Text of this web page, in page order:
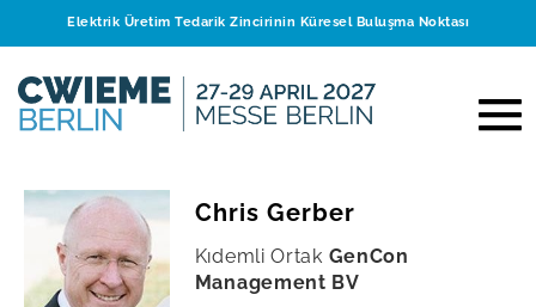
Elektrik Üretim Tedarik Zincirinin Küresel Buluşma Noktası
Chris Gerber
Kıdemli Ortak GenCon
Management BV